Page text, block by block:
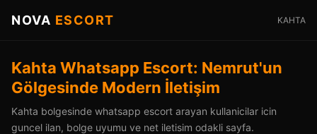
NOVA ESCORT KAHTA
Kahta Whatsapp Escort: Nemrut'un
Gölgesinde Modern İletişim
Kahta bolgesinde whatsapp escort arayan kullanicilar icin
guncel ilan, bolge uyumu ve net iletisim odakli sayfa.